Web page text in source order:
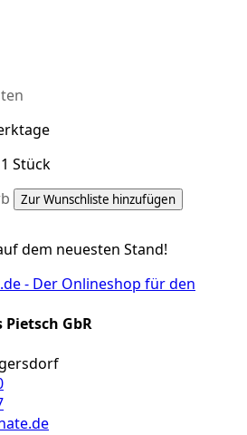
Stück
Zur Wunschliste hinzufügen
dem neuesten Stand!
GbR